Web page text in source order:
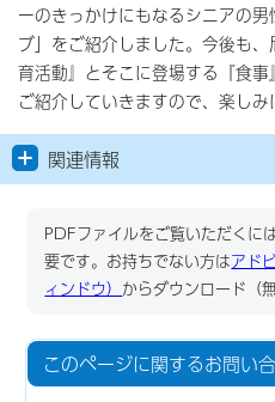
ーのきっかけにもなるシニアの
ブ」をご紹介しました。今後も
育活動』とそこに登場する『食
ご紹介していきますので、楽しみ
関連情報
PDFファイルをご覧いただく
要です。お持ちでない方はアド
ィンドウ） からダウンロード（
このページに関するお問い